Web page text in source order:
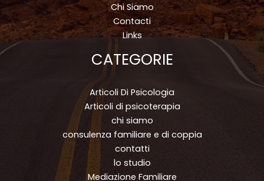
Chi Siamo
Contacti
Links
CATEGORIE
Articoli Di Psicologia
Articoli di psicoterapia
chi siamo
consulenza familiare e di coppia
contatti
lo studio
Mediazione Familiare